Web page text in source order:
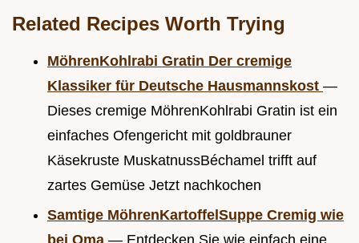
Related Recipes Worth Trying
MöhrenKohlrabi Gratin Der cremige
Klassiker für Deutsche Hausmannskost —
Dieses cremige MöhrenKohlrabi Gratin ist ein
einfaches Ofengericht mit goldbrauner
Käsekruste MuskatnussBéchamel trifft auf
zartes Gemüse Jetzt nachkochen
Samtige MöhrenKartoffelSuppe Cremig wie
bei Oma — Entdecken Sie wie einfach eine